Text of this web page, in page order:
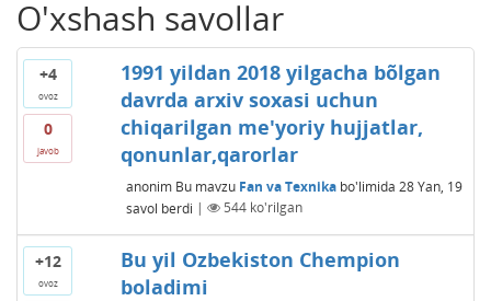
O'xshash savollar
+4
ovoz
0
javob
1991 yildan 2018 yilgacha bõlgan
davrda arxiv soxasi uchun
chiqarilgan me'yoriy hujjatlar,
qonunlar,qarorlar
anonim Bu mavzu Fan va Texnikabo'limida 28 Yan, 19
savol berdi | 544ko'rilgan
+12
ovoz
Bu yil Ozbekiston Chempion
boladimi